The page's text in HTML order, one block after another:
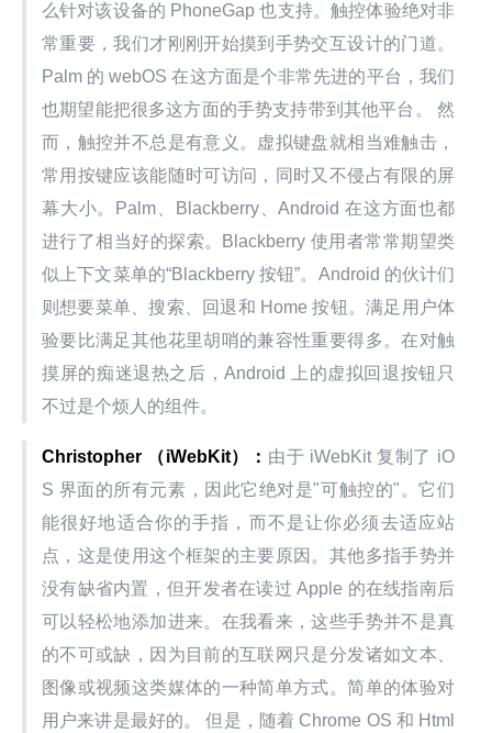
么针对该设备的 PhoneGap 也支持。触控体验绝对非
常重要，我们才刚刚开始摸到手势交互设计的门道。
Palm 的 webOS 在这方面是个非常先进的平台，我们
也期望能把很多这方面的手势支持带到其他平台。 然
而，触控并不总是有意义。虚拟键盘就相当难触击，
常用按键应该能随时可访问，同时又不侵占有限的屏
幕大小。Palm、Blackberry、Android 在这方面也都
进行了相当好的探索。Blackberry 使用者常常期望类
似上下文菜单的“Blackberry 按钮”。Android 的伙计们
则想要菜单、搜索、回退和 Home 按钮。满足用户体
验要比满足其他花里胡哨的兼容性重要得多。在对触
摸屏的痴迷退热之后，Android 上的虚拟回退按钮只
不过是个烦人的组件。
Christopher （iWebKit）： 由于 iWebKit 复制了 iO
S 界面的所有元素，因此它绝对是"可触控的"。它们
能很好地适合你的手指，而不是让你必须去适应站
点，这是使用这个框架的主要原因。其他多指手势并
没有缺省内置，但开发者在读过 Apple 的在线指南后
可以轻松地添加进来。在我看来，这些手势并不是真
的不可或缺，因为目前的互联网只是分发诸如文本、
图像或视频这类媒体的一种简单方式。简单的体验对
用户来讲是最好的。 但是，随着 Chrome OS 和 Html